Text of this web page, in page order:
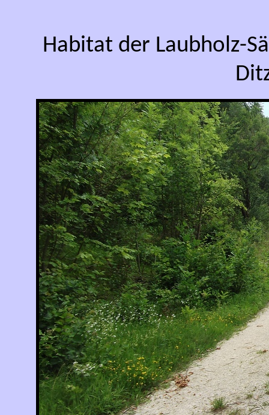
Habitat der Laubholz-